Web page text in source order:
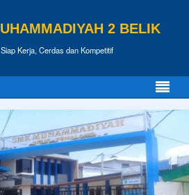
2 BELIK
Siap Kerja, Cerdas dan Kompetitif